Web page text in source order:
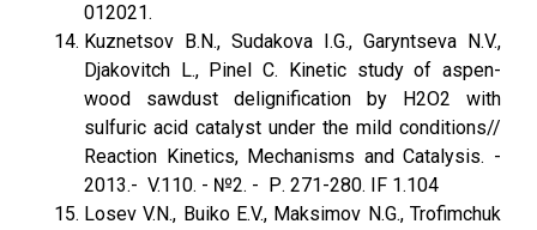
012021.
Kuznetsov B.N., Sudakova I.G., Garyntseva N.V.,
Djakovitch L., Pinel C. Kinetic study of aspen-
wood sawdust delignification by H2O2 with
sulfuric acid catalyst under the mild conditions//
Reaction Kinetics, Mechanisms and Catalysis. -
2013.- V.110. - №2. - Р. 271-280. IF 1.104
Losev V.N., Buiko E.V., Maksimov N.G., Trofimchuk